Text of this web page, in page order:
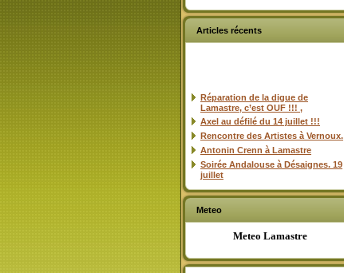
Articles récents
Réparation de la digue de
Lamastre, c’est OUF !!! ,
Axel au défilé du 14 juillet !!!
Rencontre des Artistes à Vernoux.
Antonin Crenn à Lamastre
Soirée Andalouse à Désaignes. 19
juillet
Meteo
Meteo Lamastre